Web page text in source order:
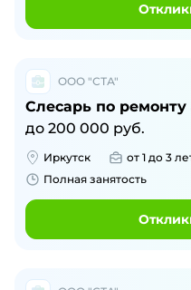
ООО "СТА"
Слесарь по ремонту
до 200 000 руб.
Иркутск от 1 до 3
Полная занятость